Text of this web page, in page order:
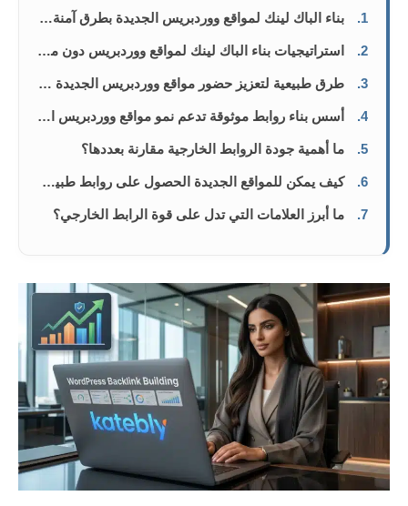
1. بناء الباك لينك لمواقع ووردبريس الجديدة بطرق آمنة ومستدامة
2. استراتيجيات بناء الباك لينك لمواقع ووردبريس دون مخاطر على الموقع
3. طرق طبيعية لتعزيز حضور مواقع ووردبريس الجديدة عبر الروابط الخارجية
4. أسس بناء روابط موثوقة تدعم نمو مواقع ووردبريس الحديثة
5. ما أهمية جودة الروابط الخارجية مقارنة بعددها؟
6. كيف يمكن للمواقع الجديدة الحصول على روابط طبيعية؟
7. ما أبرز العلامات التي تدل على قوة الرابط الخارجي؟